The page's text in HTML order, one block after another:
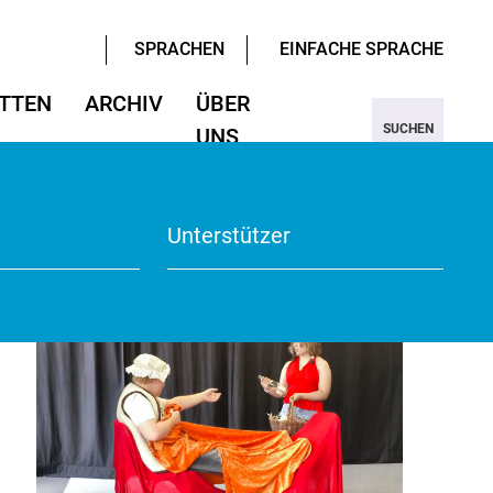
SPRACHEN EINFACHE SPRACHE
ARCHIV
ÜBER
UNS
Unterstützer
SUCHEN